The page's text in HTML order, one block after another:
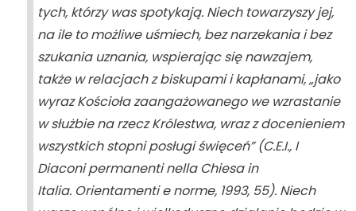
tych, którzy was spotykają. Niech towarzyszy jej,
na ile to możliwe uśmiech, bez narzekania i bez
szukania uznania, wspierając się nawzajem,
także w relacjach z biskupami i kapłanami, „jako
wyraz Kościoła zaangażowanego we wzrastanie
w służbie na rzecz Królestwa, wraz z docenieniem
wszystkich stopni posługi święceń” (C.E.I., I
Diaconi permanenti nella Chiesa in
Italia. Orientamenti e norme, 1993, 55). Niech